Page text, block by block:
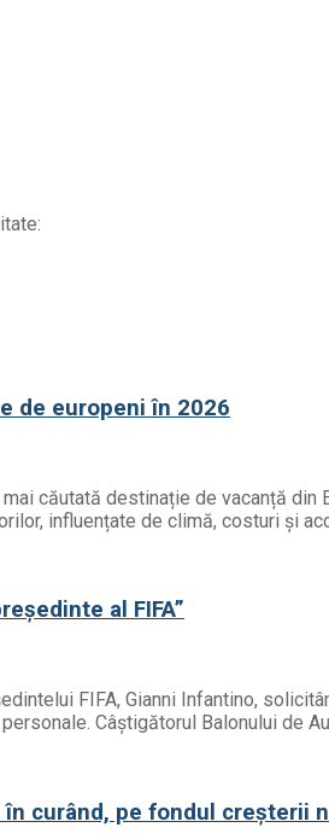
de europeni în 2026
căutată destinație de vacanță din
influențate de climă, costuri și
al FIFA”
FIFA, Gianni Infantino,
Câștigătorul Balonului de
curând, pe fondul creșterii